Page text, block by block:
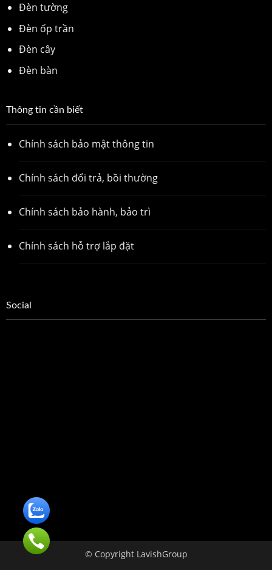
Đèn tường
Đèn ốp trần
Đèn cây
Đèn bàn
Thông tin cần biết
Chính sách bảo mật thông tin
Chính sách đổi trả, bồi thường
Chính sách bảo hành, bảo trì
Chính sách hỗ trợ lắp đặt
Social
© Copyright LavishGroup